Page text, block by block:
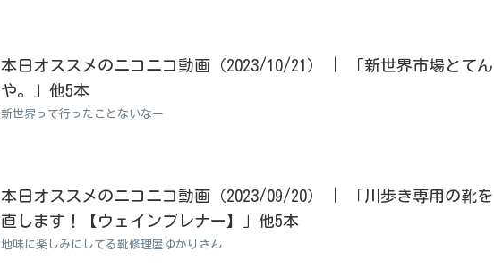
本日オススメのニコニコ動画（2023/10/21） | 「新世界市場とてん
や。」他5本
新世界って行ったことないなー
本日オススメのニコニコ動画（2023/09/20） | 「川歩き専用の靴を
直します！【ウェインブレナー】」他5本
地味に楽しみにしてる靴修理屋ゆかりさん